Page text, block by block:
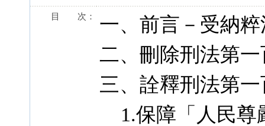
目 次：
一、前言－受納
二、刪除刑法第
三、詮釋刑法第
1.保障「人民尊